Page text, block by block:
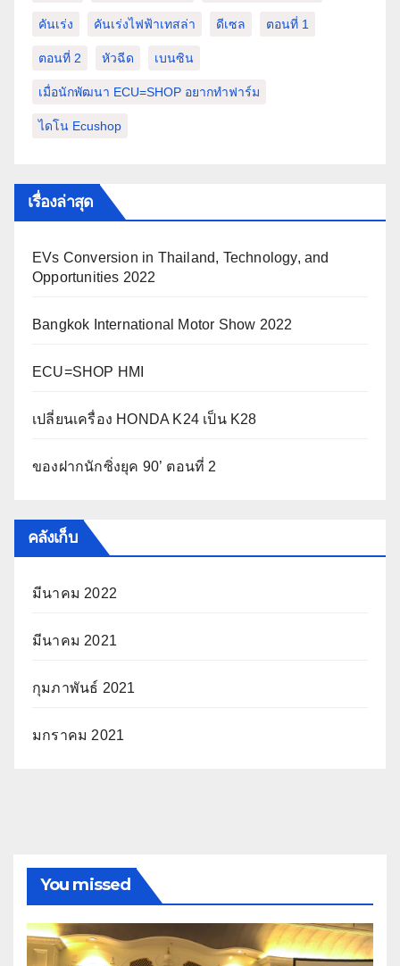
คันเร่ง คันเร่งไฟฟ้าเทสล่า ดีเซล ตอนที่ 1
ตอนที่ 2 หัวฉีด เบนซิน
เมื่อนักพัฒนา ECU=SHOP อยากทำฟาร์ม
ไดโน Ecushop
เรื่องล่าสุด
EVs Conversion in Thailand, Technology, and
Opportunities 2022
Bangkok International Motor Show 2022
ECU=SHOP HMI
เปลี่ยนเครื่อง HONDA K24 เป็น K28
ของฝากนักซิ่งยุค 90’ ตอนที่ 2
คลังเก็บ
มีนาคม 2022
มีนาคม 2021
กุมภาพันธ์ 2021
มกราคม 2021
You missed